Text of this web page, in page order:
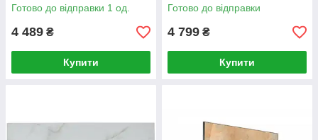
Готово до відправки 1 од.
4 489 ₴
Купити
Готово до відправки
4 799 ₴
Купити